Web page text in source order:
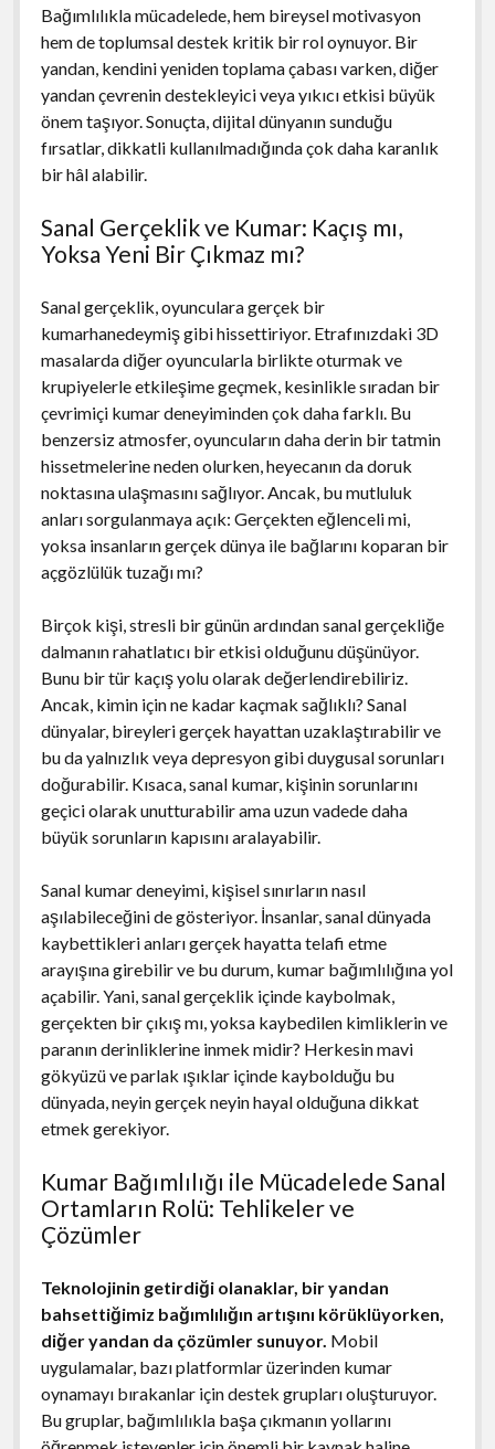
Bağımlılıkla mücadelede, hem bireysel motivasyon
hem de toplumsal destek kritik bir rol oynuyor. Bir
yandan, kendini yeniden toplama çabası varken, diğer
yandan çevrenin destekleyici veya yıkıcı etkisi büyük
önem taşıyor. Sonuçta, dijital dünyanın sunduğu
fırsatlar, dikkatli kullanılmadığında çok daha karanlık
bir hâl alabilir.
Sanal Gerçeklik ve Kumar: Kaçış mı,
Yoksa Yeni Bir Çıkmaz mı?
Sanal gerçeklik, oyunculara gerçek bir
kumarhanedeymiş gibi hissettiriyor. Etrafınızdaki 3D
masalarda diğer oyuncularla birlikte oturmak ve
krupiyelerle etkileşime geçmek, kesinlikle sıradan bir
çevrimiçi kumar deneyiminden çok daha farklı. Bu
benzersiz atmosfer, oyuncuların daha derin bir tatmin
hissetmelerine neden olurken, heyecanın da doruk
noktasına ulaşmasını sağlıyor. Ancak, bu mutluluk
anları sorgulanmaya açık: Gerçekten eğlenceli mi,
yoksa insanların gerçek dünya ile bağlarını koparan bir
açgözlülük tuzağı mı?
Birçok kişi, stresli bir günün ardından sanal gerçekliğe
dalmanın rahatlatıcı bir etkisi olduğunu düşünüyor.
Bunu bir tür kaçış yolu olarak değerlendirebiliriz.
Ancak, kimin için ne kadar kaçmak sağlıklı? Sanal
dünyalar, bireyleri gerçek hayattan uzaklaştırabilir ve
bu da yalnızlık veya depresyon gibi duygusal sorunları
doğurabilir. Kısaca, sanal kumar, kişinin sorunlarını
geçici olarak unutturabilir ama uzun vadede daha
büyük sorunların kapısını aralayabilir.
Sanal kumar deneyimi, kişisel sınırların nasıl
aşılabileceğini de gösteriyor. İnsanlar, sanal dünyada
kaybettikleri anları gerçek hayatta telafi etme
arayışına girebilir ve bu durum, kumar bağımlılığına yol
açabilir. Yani, sanal gerçeklik içinde kaybolmak,
gerçekten bir çıkış mı, yoksa kaybedilen kimliklerin ve
paranın derinliklerine inmek midir? Herkesin mavi
gökyüzü ve parlak ışıklar içinde kaybolduğu bu
dünyada, neyin gerçek neyin hayal olduğuna dikkat
etmek gerekiyor.
Kumar Bağımlılığı ile Mücadelede Sanal
Ortamların Rolü: Tehlikeler ve
Çözümler
Teknolojinin getirdiği olanaklar, bir yandan
bahsettiğimiz bağımlılığın artışını körüklüyorken,
diğer yandan da çözümler sunuyor. Mobil
uygulamalar, bazı platformlar üzerinden kumar
oynamayı bırakanlar için destek grupları oluşturuyor.
Bu gruplar, bağımlılıkla başa çıkmanın yollarını